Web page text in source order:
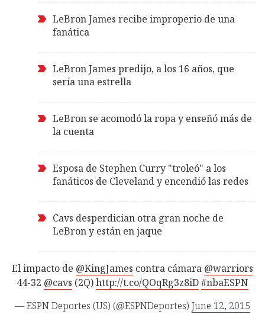
LeBron James recibe improperio de una
fanática
LeBron James predijo, a los 16 años, que
sería una estrella
LeBron se acomodó la ropa y enseñó más de
la cuenta
Esposa de Stephen Curry "troleó" a los
fanáticos de Cleveland y encendió las redes
Cavs desperdician otra gran noche de
LeBron y están en jaque
El impacto de @KingJames contra cámara @warriors
44-32 @cavs (2Q)http://t.co/QOqRg3z8iD#nbaESPN
— ESPN Deportes (US) (@ESPNDeportes) June 12, 2015